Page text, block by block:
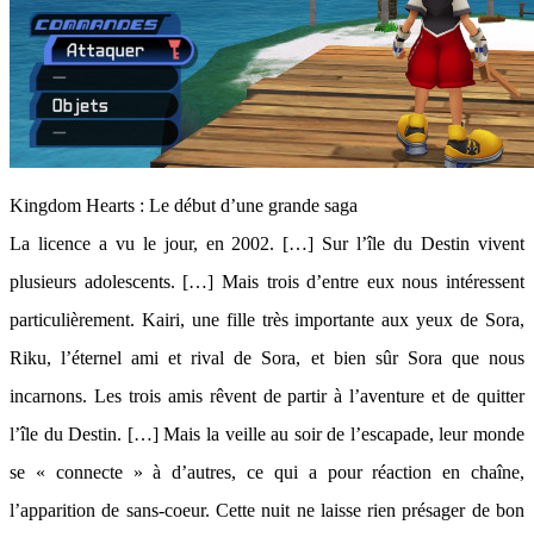
Kingdom Hearts : Le début d’une grande saga
La licence a vu le jour, en 2002. […] Sur l’île du Destin vivent
plusieurs adolescents. […] Mais trois d’entre eux nous intéressent
particulièrement. Kairi, une fille très importante aux yeux de Sora,
Riku, l’éternel ami et rival de Sora, et bien sûr Sora que nous
incarnons. Les trois amis rêvent de partir à l’aventure et de quitter
l’île du Destin. […] Mais la veille au soir de l’escapade, leur monde
se « connecte » à d’autres, ce qui a pour réaction en chaîne,
l’apparition de sans-coeur. Cette nuit ne laisse rien présager de bon